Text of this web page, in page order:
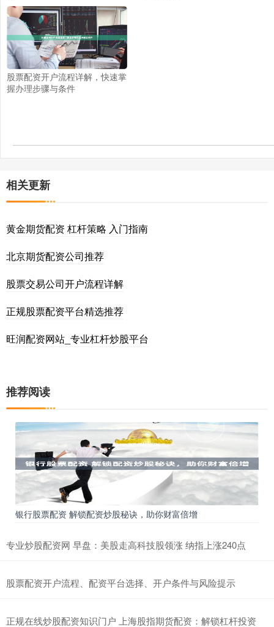
股票配资开户流程详解，快速掌
握办理步骤与条件
相关更新
黄金期货配资 杠杆策略 入门指南
北京期货配资公司推荐
股票交易公司开户流程详解
正规股票配资平台精选推荐
旺润配资网站_专业杠杆炒股平台
推荐阅读
银行股票配资 解锁配资炒股秘诀，助你财富倍增
专业炒股配资网 早盘：美股走高科技股领涨 纳指上涨240点
股票配资开户流程、配资平台选择、开户条件与风险提示
正规在线炒股配资知识门户 上海股指期货配资：解锁杠杆投资